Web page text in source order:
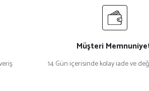
Müşteri
14 Gün içerisinde kolay iade ve